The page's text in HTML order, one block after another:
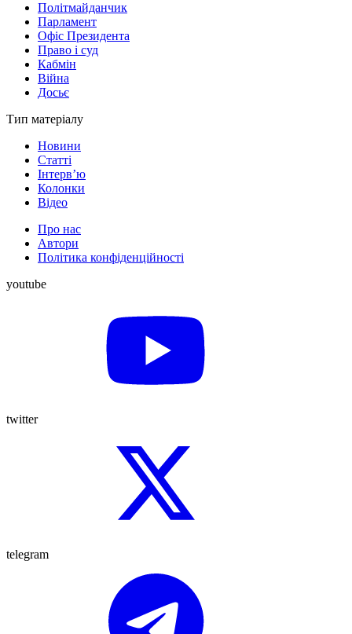
Політмайданчик
Парламент
Офіс Президента
Право і суд
Кабмін
Війна
Досьє
Тип матеріалу
Новини
Статті
Інтерв’ю
Колонки
Відео
Про нас
Автори
Політика конфіденційності
youtube
twitter
telegram